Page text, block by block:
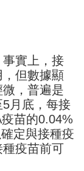
實上，接
但數據顯
，普遍是
月底，每接
苗的0.04%
定與接種疫
疫苗前可